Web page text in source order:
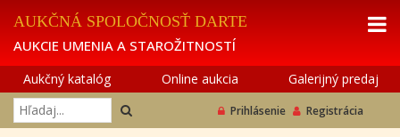
AUKČNÁ SPOLOČNOSŤ DARTE
AUKCIE UMENIA A STAROŽITNOSTÍ
Aukčný katalóg Online aukcia Galerijný predaj
Prihlásenie Registrácia